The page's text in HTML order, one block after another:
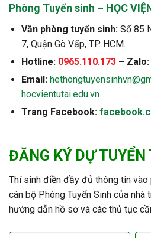
Phòng Tuyển sinh – HỌC
Văn phòng tuyển sinh:Số 85
7, Quận Gò Vấp, TP. HCM.
Hotline: 0965.110.173– Zalo:
Email:
hocvientutai.edu.vn
Trang Facebook:
ĐĂNG KÝ DỰ TUYỂN
Thí sinh điền đầy đủ thông tin
cán bộ Phòng Tuyển Sinh của
hướng dẫn hồ sơ và các thủ tục